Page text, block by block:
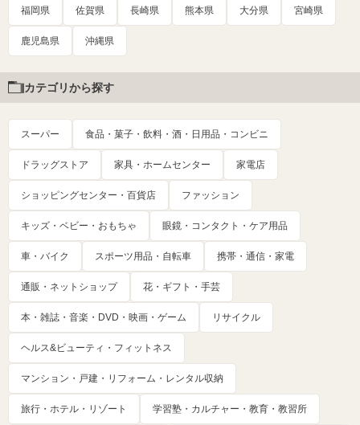
福岡県 佐賀県 長崎県 熊本県 大分県 宮崎県
鹿児島県 沖縄県
カテゴリから探す
スーパー 食品・菓子・飲料・酒・日用品・コンビニ
ドラッグストア 家具・ホームセンター 家電店
ショッピングセンター・百貨店 ファッション
キッズ・ベビー・おもちゃ 眼鏡・コンタクト・ケア用品
車・バイク スポーツ用品・自転車 携帯・通信・家電
通販・ネットショップ 花・ギフト・手芸
本・雑誌・音楽・DVD・映画・ゲーム リサイクル
ヘルス&ビューティ・フィットネス
マンション・戸建・リフォーム・レンタル収納
旅行・ホテル・リゾート 学習塾・カルチャー・教育・教習所